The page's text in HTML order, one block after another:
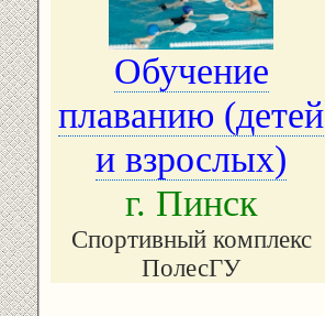
Обучение
плаванию (детей
и взрослых)
г. Пинск
Спортивный комплекс
ПолесГУ